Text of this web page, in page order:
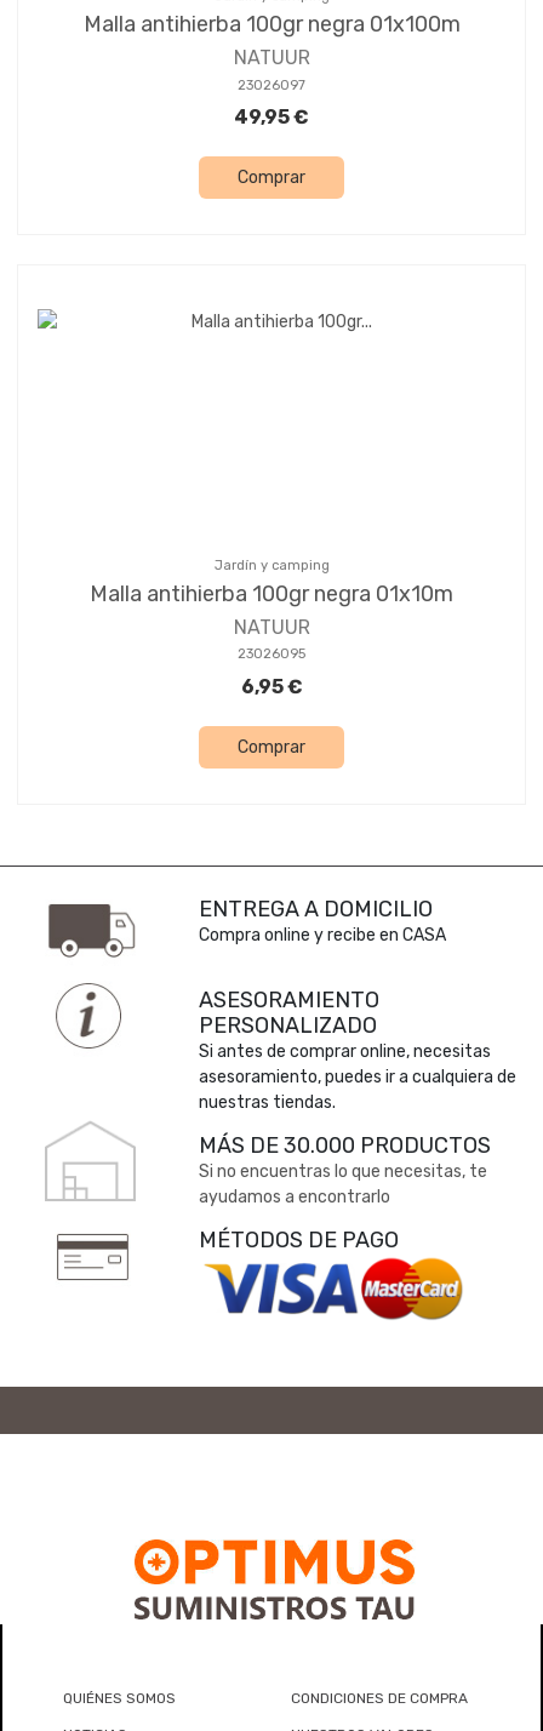
Malla antihierba 100gr negra 01x100m
NATUUR
23026097
49,95 €
Comprar
Jardín y camping
Malla antihierba 100gr negra 01x10m
NATUUR
23026095
6,95 €
Comprar
ENTREGA A DOMICILIO
Compra online y recibe en CASA
ASESORAMIENTO
PERSONALIZADO
Si antes de comprar online, necesitas
asesoramiento, puedes ir a cualquiera de
nuestras tiendas.
MÁS DE 30.000 PRODUCTOS
Si no encuentras lo que necesitas, te
ayudamos a encontrarlo
MÉTODOS DE PAGO
QUIÉNES SOMOS CONDICIONES DE COMPRA